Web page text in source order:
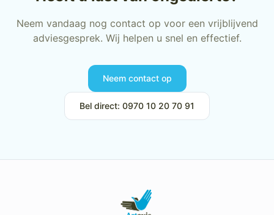
Neem vandaag nog contact op voor een vrijblijvend
adviesgesprek. Wij helpen u snel en effectief.
Neem contact op
Bel direct: 0970 10 20 70 91